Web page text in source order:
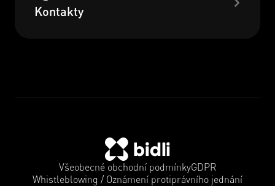
Kontakty
Všeobecné obchodní podmínkyGDPR
Whistleblowing / Oznámení protiprávního jednání